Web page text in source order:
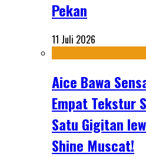
Pekan
11 Juli 2026
Aice Bawa
Empat Tekstur
Satu Gigitan
Shine Muscat!